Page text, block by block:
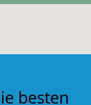
besten